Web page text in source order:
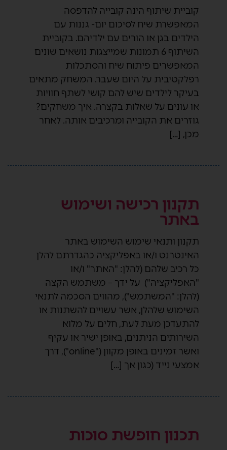
קוביית שיתוף הינה קובייה להדפסה
המאפשרת שיח לסיכום יום- גננות עם
הילדים בגן או הורים עם ילדיהם. בקוביית
השיתוף 6 תמונות שמייצגות נושאים שונים
המאפשרים פיתוח שיח והסתכלות
רפלקטיבית על היום שעבר. המשחק מתאים
בעיקר לילדים שיש להם קושי לשתף חוויות
או עונים על שאלות בקצרה. איך משחקים?
גוזרים את הקובייה ומרכיבים אותה. לאחר
מכן, […]
תקנון רכישה ושימוש
באתר
תקנון ותנאי שימוש השימוש באתר
האינטרנט ו/או באפליקציה כהגדרתם להלן
כל רכיב שלהם (להלן: "האתר" ו/או
"האפליקציה") על ידך – משתמש הקצה
(להלן: "המשתמש"), מהווים הסכמה לתנאי
השימוש שלהלן, אשר עשויים להשתנות או
להתעדכן מעת לעת, חלים על מלוא
השירותים הניתנים, באופן ישיר או עקיף
ואשר זמינים באופן מקוון ("online"), דרך
אמצעי נייד (כגון אך […]
תכנון חופשת סוכות